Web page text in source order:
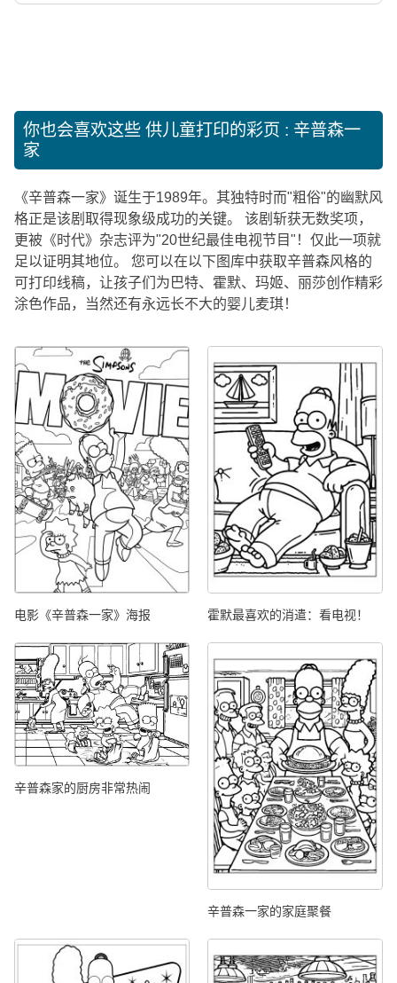
你也会喜欢这些 供儿童打印的彩页 : 辛普森一
家
《辛普森一家》诞生于1989年。其独特时而"粗俗"的幽默风
格正是该剧取得现象级成功的关键。 该剧斩获无数奖项，
更被《时代》杂志评为"20世纪最佳电视节目"！仅此一项就
足以证明其地位。 您可以在以下图库中获取辛普森风格的
可打印线稿，让孩子们为巴特、霍默、玛姬、丽莎创作精彩
涂色作品，当然还有永远长不大的婴儿麦琪！
电影《辛普森一家》海报 霍默最喜欢的消遣：看电视！
辛普森家的厨房非常热闹
辛普森一家的家庭聚餐